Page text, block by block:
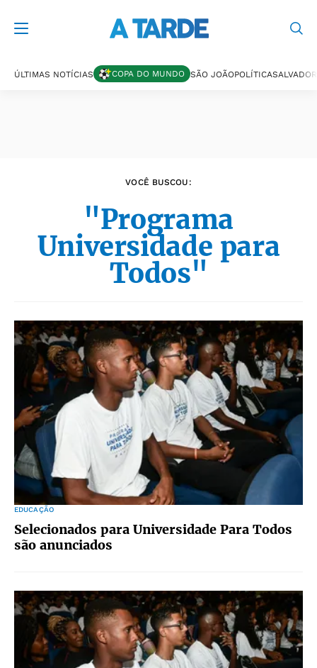
ÚLTIMAS NOTÍCIAS COPA DO MUNDO SÃO JOÃOPOLÍTICASALVADOR
VOCÊ BUSCOU:
"Programa
Universidade para
Todos"
EDUCAÇÃO
Selecionados para Universidade Para Todos
são anunciados